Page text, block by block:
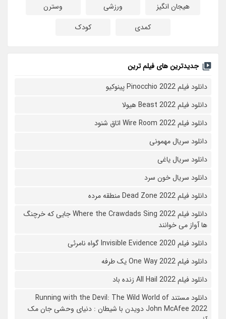
هیجان انگیز
ورزشی
وسترن
کمدی
کودک
جدیدترین های فیلم ترین
دانلود فیلم Pinocchio 2022 پینوکیو
دانلود فیلم Beast 2022 هیولا
دانلود فیلم Wire Room 2022 اتاق شنود
دانلود سریال مهمونی
دانلود سریال یاغی
دانلود سریال خون سرد
دانلود فیلم 2022 Dead Zone منطقه مرده
دانلود فیلم Where the Crawdads Sing 2022 جایی که خرچنگ
ها آواز می خوانند
دانلود فیلم 2020 Invisible Evidence گواه نامرئی
دانلود فیلم One Way 2022 یک طرفه
دانلود فیلم All Hail 2022 زنده باد
دانلود مستند Running with the Devil: The Wild World of
John McAfee 2022 دویدن با شیطان : دنیای وحشی جان مک